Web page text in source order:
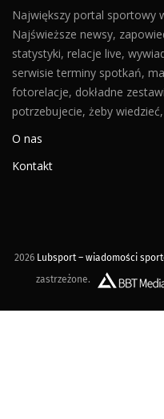
Największy portal sportowy
Najświeższe newsy,
statystyki, relacje live,
serwisie terminy spotkań,
fotorelacje, dokładne
potrzebujecie, żeby
O nas
Kontakt
2026 Lubsport – wiadomości
zastrzeżone.